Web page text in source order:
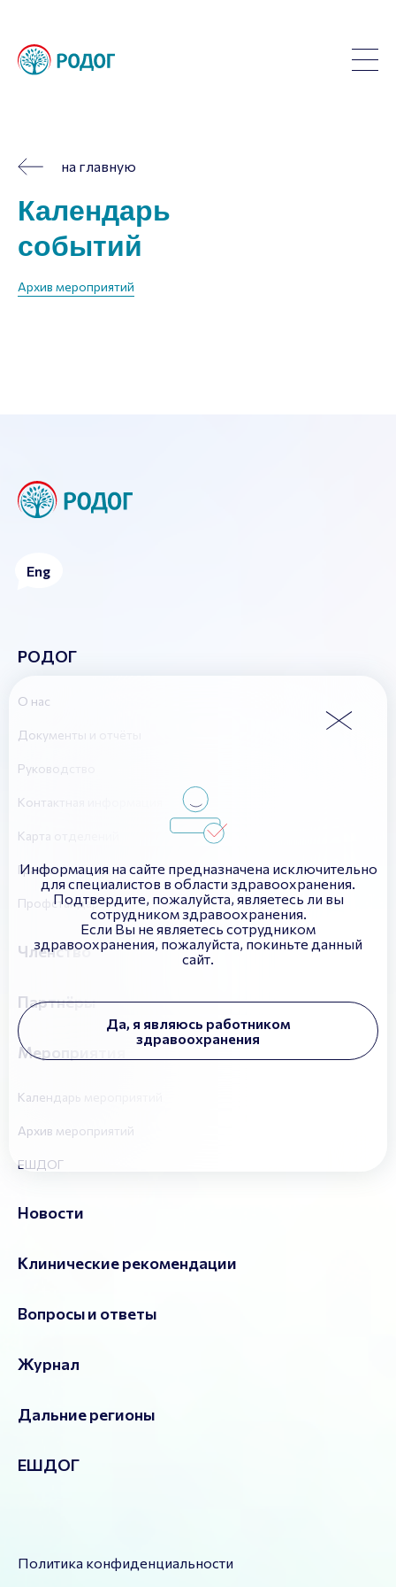
на главную
Календарь
событий
Архив мероприятий
Eng
РОДОГ
О нас
Документы и отчёты
Руководство
Контактная информация
Карта отделений
Гранты и награды
Профстандарты
Членство
Партнёры
Мероприятия
Календарь мероприятий
Архив мероприятий
ЕШДОГ
Новости
Клинические рекомендации
Вопросы и ответы
Журнал
Дальние регионы
ЕШДОГ
Политика конфиденциальности
Информация на сайте предназначена исключительно
для специалистов в области здравоохранения.
Подтвердите, пожалуйста, являетесь ли вы
сотрудником здравоохранения.
Если Вы не являетесь сотрудником
здравоохранения, пожалуйста, покиньте данный
сайт.
Да, я являюсь работником
здравоохранения